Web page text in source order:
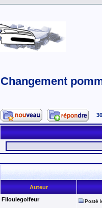
Changement
Auteur
Filoulegolfeur
Posté